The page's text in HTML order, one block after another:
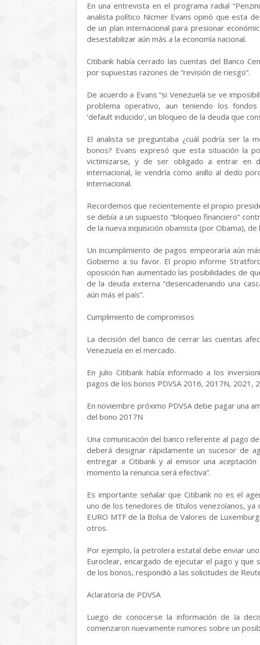
En una entrevista en el programa radial
analista político Nicmer Evans opinó que esta
de un plan internacional para presionar
desestabilizar aún más a la economía nacional.
Citibank había cerrado las cuentas del Banco
por supuestas razones de “revisión de riesgo”.
De acuerdo a Evans “si Venezuela se ve
problema operativo, aun teniendo los
‘default inducido’, un bloqueo de la deuda que
El analista se preguntaba ¿cuál podría ser la
bonos? Evans expresó que esta situación la
victimizarse, y de ser obligado a entrar en
internacional, le vendría como anillo al dedo
internacional.
Recordemos que recientemente el propio
se debía a un supuesto “bloqueo financiero”
de la nueva inquisición obamista (por Obama), de
Un incumplimiento de pagos empeoraría aún
Gobierno a su favor. El propio informe
oposición han aumentado las posibilidades de
de la deuda externa “desencadenando una
aún más el país”.
Cumplimiento de compromisos
La decisión del banco de cerrar las cuentas
Venezuela en el mercado.
En julio Citibank había informado a los
pagos de los bonos PDVSA 2016, 2017N, 2021,
En noviembre próximo PDVSA debe pagar una
del bono 2017N
Una comunicación del banco referente al pago
deberá designar rápidamente un sucesor de
entregar a Citibank y al emisor una
momento la renuncia será efectiva”.
Es importante señalar que Citibank no es el
uno de los tenedores de títulos venezolanos, ya
EURO MTF de la Bolsa de Valores de
otros.
Por ejemplo, la petrolera estatal debe enviar
Euroclear, encargado de ejecutar el pago y que
de los bonos, respondió a las solicitudes de
Aclaratoria de PDVSA
Luego de conocerse la información de la
comenzaron nuevamente rumores sobre un